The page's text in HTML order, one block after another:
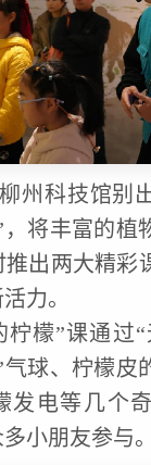
州科技馆别
，将丰富的植
推出两大精彩
力。
柠檬”课通过
气球、柠檬皮
发电等几个
小朋友参与。